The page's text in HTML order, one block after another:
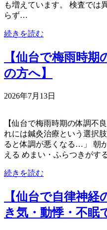
も増えています。 検査では
らず…
続きを読む
【仙台で梅雨時
の方へ】
2026年7月13日
【仙台で梅雨時期の体調不
れには鍼灸治療という選択
ると体調が悪くなる…」 朝
える めまい・ふらつきがす
続きを読む
【仙台で自律神
き気・動悸・不眠